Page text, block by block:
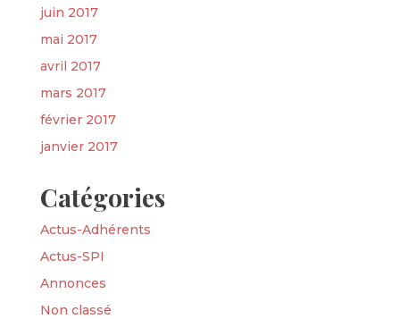
juin 2017
mai 2017
avril 2017
mars 2017
février 2017
janvier 2017
Catégories
Actus-Adhérents
Actus-SPI
Annonces
Non classé